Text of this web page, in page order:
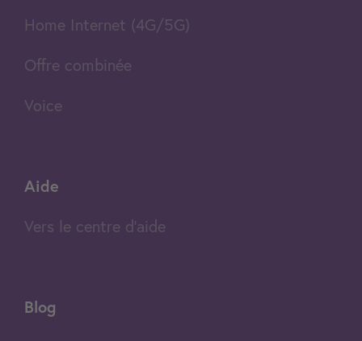
Home Internet (4G/5G)
Offre combinée
Voice
Aide
Vers le centre d'aide
Blog